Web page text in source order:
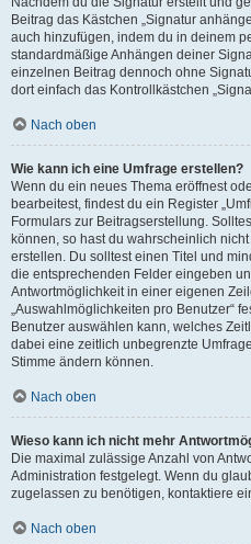
Beitrag das Kästchen „Signatur
auch hinzufügen, indem du in deinem
standardmäßige Anhängen deiner
einzelnen Beitrag dennoch ohne
dort einfach das Kontrollkästchen
Nach oben
Wie kann ich eine Umfrage erstellen?
Wenn du ein neues Thema eröffnest
bearbeitest, findest du ein Register
Formulars zur Beitragserstellung.
können, so hast du wahrscheinlich
erstellen. Du solltest einen Titel und
die entsprechenden Felder eingeben
Antwortmöglichkeit in einer eigenen
„Auswahlmöglichkeiten pro Benutzer“
Benutzer auswählen kann, welches
dabei eine zeitlich unbegrenzte
Stimme ändern können.
Nach oben
Wieso kann ich nicht mehr
Die maximal zulässige Anzahl von
Administration festgelegt. Wenn du
zugelassen zu benötigen, kontaktiere
Nach oben